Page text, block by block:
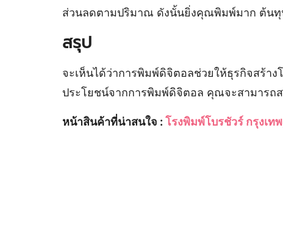
ส่วนลดตามปริมาณ ดังนั้นยิ่งคุณพิมพ์มาก ต้นทุ
สรุป
จะเห็นได้ว่าการพิมพ์ดิจิตอลช่วยให้ธุรกิจสร้า
ประโยชน์จากการพิมพ์ดิจิตอล คุณจะสามารถ
หน้าสินค้าที่น่าสนใจ : โรงพิมพ์โบรชัวร์ กรุงเทพ